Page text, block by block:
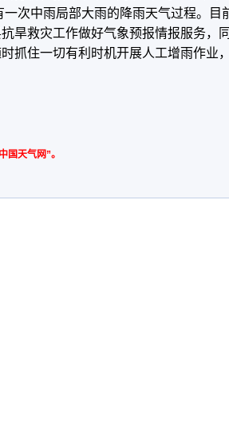
次中雨局部大雨的降雨天气过程。目
旱救灾工作做好气象预报情报服务，
抓住一切有利时机开展人工增雨作业
国天气网”。